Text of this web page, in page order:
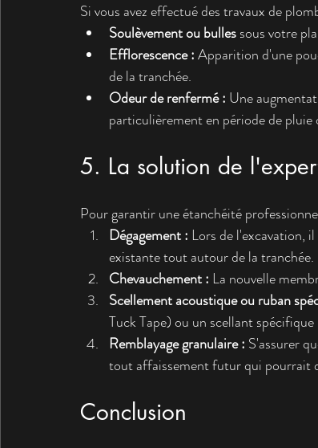
Si vous avez effectué des travaux de
Soulèvement ou bulles sous votre
Efflorescence : Apparition d'une
de la tranchée.
Odeur de renfermé : Une
particulièrement en période de pluie
5. La solution de
Pour garantir une étanchéité
Dégagement : Lors de l'excavation,
existante tout autour de la tranchée.
Chevauchement : La nouvelle
Scellement acoustique ou ruban
Tuck Tape) ou un scellant
Remblayage granulaire : S'assurer
tout affaissement futur qui pourrait
Conclusion